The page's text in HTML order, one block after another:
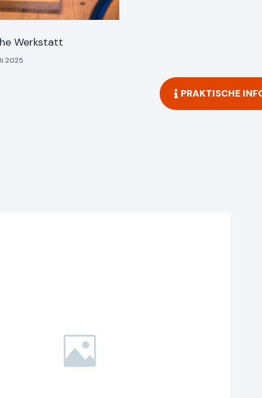
PRAKTISCHE
Werkstatt
2025